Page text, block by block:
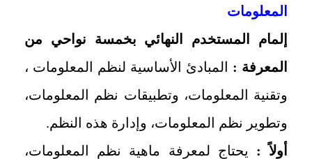
المعلومات
إلمام المستخدم النهائي بخمسة نواحي من
المعرفة : المبادئ الأساسية لنظم المعلومات ،
وتقنية المعلومات، وتطبيقات نظم المعلومات،
وتطوير نظم المعلومات، وإدارة هذه النظم.
أولاً : يحتاج لمعرفة ماهية نظم المعلومات،